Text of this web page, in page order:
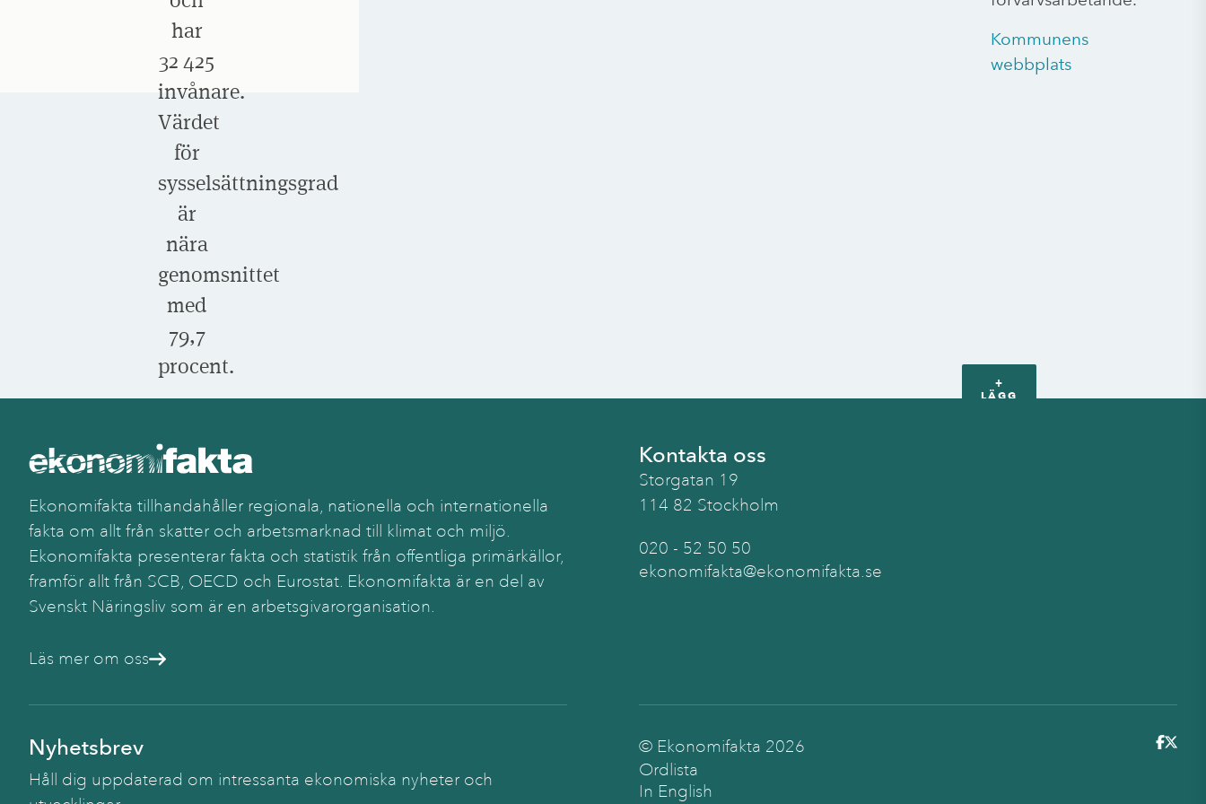
har
32 425
invånare.
Värdet
för
sysselsättningsgrad
är
nära
genomsnittet
med
79,7
procent.
+
LÄGG
Kommunens
webbplats
Ekonomifakta tillhandahåller regionala, nationella och internationella
fakta om allt från skatter och arbetsmarknad till klimat och miljö.
Ekonomifakta presenterar fakta och statistik från offentliga primärkällor,
framför allt från SCB, OECD och Eurostat. Ekonomifakta är en del av
Svenskt Näringsliv som är en arbetsgivarorganisation.
Läs mer om oss
Kontakta oss
Storgatan 19
114 82 Stockholm
020 - 52 50 50
ekonomifakta@ekonomifakta.se
Nyhetsbrev
Håll dig uppdaterad om intressanta ekonomiska nyheter och
© Ekonomifakta 2026
Ordlista
In English